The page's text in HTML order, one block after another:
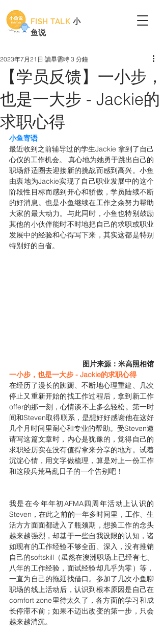
FISH TALK 小
鱼说
【学员反馈】一小步，
也是一大步 - Jackie的
求职心得
2023年7月21日 讀畢需時 3 分鐘
小鱼寄语
最近收到之前辅导过的学生Jackie 拿到了自己
心仪的工作机会。 真心地为她勇于跳出自己的
职场舒适圈去迎接新的挑战而感到高兴。小鱼
由衷地为Jackie实现了自己职业发展中的这个
阶段性目标而感到开心和骄傲，学员陆续不断
的好消息。也是小鱼继续在工作之余努力帮助
大家的最大动力。与此同时，小鱼也特别鼓励
其他的小伙伴能时不时地把自己的求职或职业
发展中的经验和心得写下来，其实这都是特别
特别好的自省。
图片来源：米高照相馆
一小步，也是一大步 - Jackie的求职心得
在经历了漫长的踟蹰、不断地心理重建、几次
停止又重新开始的找工作过程后，拿到新工作
offer的那一刻，心情谈不上多么轻松。第一时
间和Steven取得联系，是想好好感谢他在这好
几个月时间里耐心和专业的帮助。受Steven邀
请写这篇文章时，内心是犹豫的，觉得自己的
求职经历实在没有值得拿来分享的地方。试着
沉淀心情，用文字做梳理，算是对上一份工作
和这段兵荒马乱日子的一个告别吧！
我是在今年年初AFMA四周年活动上认识的
Steven，在此之前的一年多时间里，工作、生
活方方面面都进入了瓶颈期，想换工作的念头
越来越强烈，却基于一些自我设限的认知，诸
如现有的工作经验不够全面、深入，没有推销
自己的softskill（虽然在澳洲职场上已经有七、
八年的工作经验，面试经验却几乎为零）等，
一直为自己的拖延找借口。参加了几次小鱼聊
职场的线上活动后，认识到根本原因是自己在
comfort zone里待太久了，各方面的学习和成
长停滞不前；如果不迈出改变的第一步，只会
越来越消沉。